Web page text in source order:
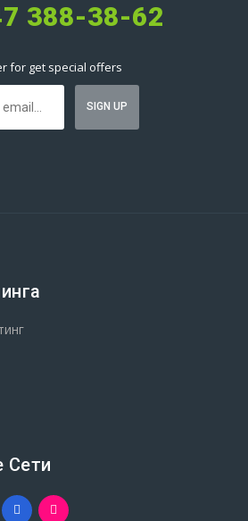
388-38-62
for get special offers
Сети